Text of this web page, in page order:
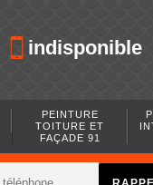
indisponible
PEINTURE
TOITURE ET
FAÇADE 91